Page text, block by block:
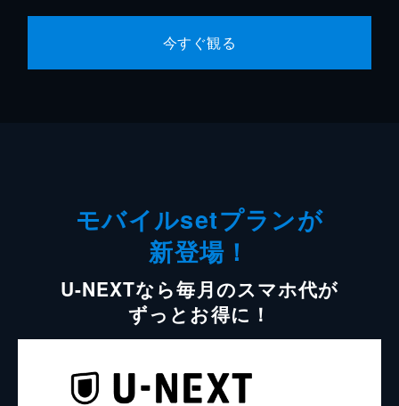
今すぐ観る
モバイルsetプランが
新登場！
U-NEXTなら毎月のスマホ代が
ずっとお得に！